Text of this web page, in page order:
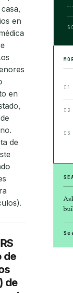
en
en
de
de
de
01
02
03